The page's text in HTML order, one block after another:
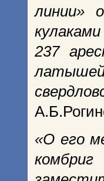
линии»
237
латышей
«О его